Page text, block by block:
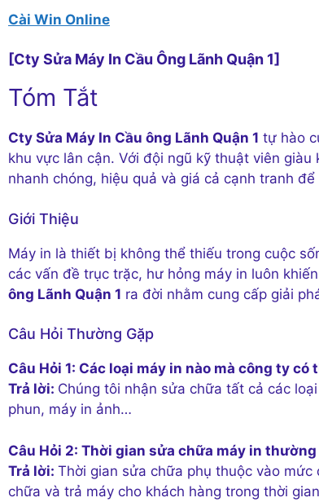
Cài Win Online
[Cty Sửa Máy In Cầu Ông Lãnh Quận 1]
Tóm Tắt
Cty Sửa Máy In Cầu ông Lãnh Quận 1 tự hào
khu vực lân cận. Với đội ngũ kỹ thuật viên
nhanh chóng, hiệu quả và giá cả cạnh tranh
Giới Thiệu
Máy in là thiết bị không thể thiếu trong cuộc
các vấn đề trục trặc, hư hỏng máy in luôn
ông Lãnh Quận 1 ra đời nhằm cung cấp giải
Câu Hỏi Thường Gặp
Câu Hỏi 1: Các loại máy in nào mà công ty có
Trả lời: Chúng tôi nhận sửa chữa tất cả các
phun, máy in ảnh…
Câu Hỏi 2: Thời gian sửa chữa máy in thường
Trả lời: Thời gian sửa chữa phụ thuộc vào
chữa và trả máy cho khách hàng trong thời